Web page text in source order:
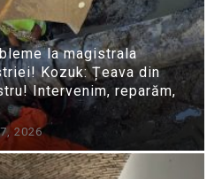
la magistrala
Kozuk: Țeava din
Intervenim, reparăm,
2026